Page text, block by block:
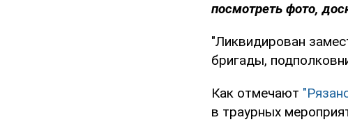
посмотреть фото,
"Ликвидирован
бригады,
Как отмечают
в траурных